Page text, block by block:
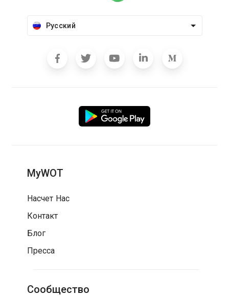
Русский
MyWOT
Насчет Нас
Контакт
Блог
Пресса
Сообщество